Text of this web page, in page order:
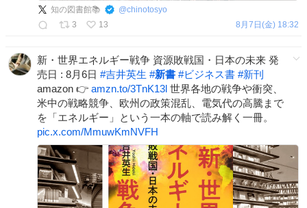
知の図書館📚 @chinotosyo
3
13 8月7日(金) 18:32
新・世界エネルギー戦争 資源敗戦国・日本の未来 発
売日 : 8月6日 #吉井英生 #新書 #ビジネス書 #新刊
amazon 👉 amzn.to/3TnK13l 世界各地の戦争や衝突、
米中の戦略競争、欧州の政策混乱、電気代の高騰まで
を「エネルギー」という一本の軸で読み解く一冊。
pic.x.com/MmuwKmNVFH